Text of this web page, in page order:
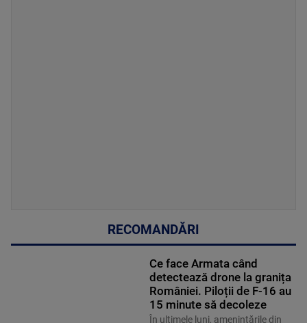
RECOMANDĂRI
Ce face Armata când
detectează drone la granița
României. Piloții de F-16 au
15 minute să decoleze
În ultimele luni, amenințările din